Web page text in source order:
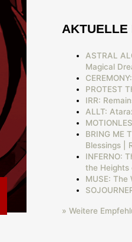
AKTUELLE
ASTRAL
Magical
PROTEST
IRR:
ALLT:
BRING ME
Blessings |
INFERNO:
the Heights
MUSE: The
» Weitere